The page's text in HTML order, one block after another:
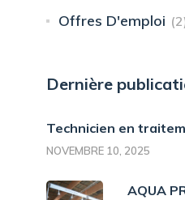
Offres D'emploi
Dernière
Technicien en
NOVEMBRE 10, 2025
AQUA